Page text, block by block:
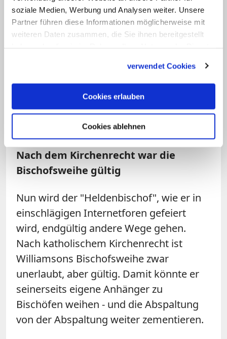
soziale Medien, Werbung und Analysen weiter. Unsere
Partner führen diese Informationen möglicherweise mit
weiteren Daten zusammen, die Sie ihnen bereitgestellt
verwendet Cookies
Cookies erlauben
Cookies ablehnen
anderen Bischöfen konnten nicht
verborgen bleiben. Fellay beklagte, er
werde von den eigenen Leuten
Verhandlungen im Frühjahr 2012 teilte
der Vatikan mit, man werde nur noch mit
Fellay selbst verhandeln. Williamson
wurde gar vom Generalkapitel der
Bruderschaft Anfang Juli ausgeschlossen.
Nach dem Kirchenrecht war die
Bischofsweihe gültig
Nun wird der "Heldenbischof", wie er in
einschlägigen Internetforen gefeiert
wird, endgültig andere Wege gehen.
Nach katholischem Kirchenrecht ist
Williamsons Bischofsweihe zwar
unerlaubt, aber gültig. Damit könnte er
seinerseits eigene Anhänger zu
Bischöfen weihen - und die Abspaltung
von der Abspaltung weiter zementieren.